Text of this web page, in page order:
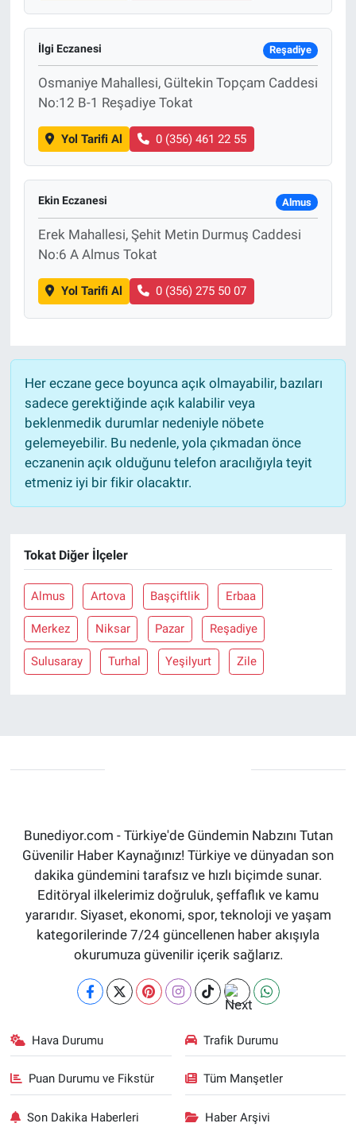
İlgi Eczanesi Reşadiye
Osmaniye Mahallesi, Gültekin Topçam Caddesi
No:12 B-1 Reşadiye Tokat
Yol Tarifi Al 0 (356) 461 22 55
Ekin Eczanesi Almus
Erek Mahallesi, Şehit Metin Durmuş Caddesi
No:6 A Almus Tokat
Yol Tarifi Al 0 (356) 275 50 07
Her eczane gece boyunca açık olmayabilir, bazıları
sadece gerektiğinde açık kalabilir veya
beklenmedik durumlar nedeniyle nöbete
gelemeyebilir. Bu nedenle, yola çıkmadan önce
eczanenin açık olduğunu telefon aracılığıyla teyit
etmeniz iyi bir fikir olacaktır.
Tokat Diğer İlçeler
Almus Artova Başçiftlik Erbaa
Merkez Niksar Pazar Reşadiye
Sulusaray Turhal Yeşilyurt Zile
Bunediyor.com - Türkiye'de Gündemin Nabzını Tutan
Güvenilir Haber Kaynağınız! Türkiye ve dünyadan son
dakika gündemini tarafsız ve hızlı biçimde sunar.
Editöryal ilkelerimiz doğruluk, şeffaflık ve kamu
yararıdır. Siyaset, ekonomi, spor, teknoloji ve yaşam
kategorilerinde 7/24 güncellenen haber akışıyla
okurumuza güvenilir içerik sağlarız.
Hava Durumu Trafik Durumu
Puan Durumu ve Fikstür Tüm Manşetler
Son Dakika Haberleri Haber Arşivi